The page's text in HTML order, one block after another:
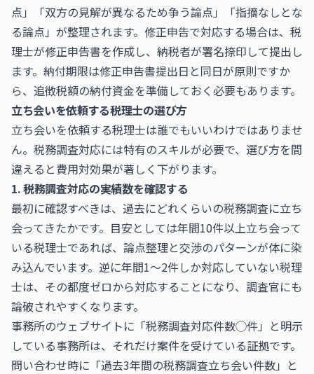
点」「双方の見解が異なるため争う論点」「指摘なしとな
る論点」が整理されます。修正申告で対応する場合は、税
理士が修正申告書を作成し、納税者が署名捺印して提出し
ます。納付期限は修正申告書提出日と同日が原則ですか
ら、追徴税額の納付資金を準備しておく必要もあります。
立ち会いを依頼する税理士の選び方
立ち会いを依頼する税理士は誰でもいいわけではありませ
ん。税務調査対応には特有のスキルが必要で、選び方を間
違えると費用対効果が著しく下がります。
1. 税務調査対応の実績数を確認する
最初に確認すべきは、過去にどれくらいの税務調査に立ち
会ってきたかです。目安としては年間10件以上立ち会って
いる税理士であれば、論点整理と交渉のパターンが体に染
み込んでいます。逆に年間1〜2件しか対応していない税理
士は、その都度ゼロから対応することになり、調査官にも
論破されやすくなります。
事務所のウェブサイトに「税務調査対応件数◯件」と明示
している事務所は、それだけ案件を受けている証拠です。
問い合わせ時に「過去3年間の税務調査立ち会い件数」と